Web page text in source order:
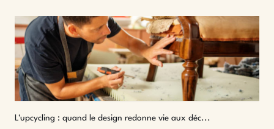
L'upcycling : quand le design redonne vie aux déc...